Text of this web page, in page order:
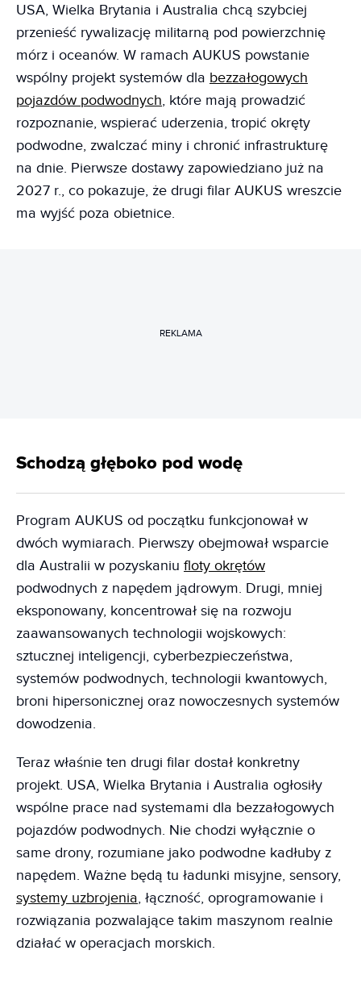
USA, Wielka Brytania i Australia chcą szybciej
przenieść rywalizację militarną pod powierzchnię
mórz i oceanów. W ramach AUKUS powstanie
wspólny projekt systemów dla bezzałogowych
pojazdów podwodnych, które mają prowadzić
rozpoznanie, wspierać uderzenia, tropić okręty
podwodne, zwalczać miny i chronić infrastrukturę
na dnie. Pierwsze dostawy zapowiedziano już na
2027 r., co pokazuje, że drugi filar AUKUS wreszcie
ma wyjść poza obietnice.
REKLAMA
Schodzą głęboko pod wodę
Program AUKUS od początku funkcjonował w
dwóch wymiarach. Pierwszy obejmował wsparcie
dla Australii w pozyskaniu floty okrętów
podwodnych z napędem jądrowym. Drugi, mniej
eksponowany, koncentrował się na rozwoju
zaawansowanych technologii wojskowych:
sztucznej inteligencji, cyberbezpieczeństwa,
systemów podwodnych, technologii kwantowych,
broni hipersonicznej oraz nowoczesnych systemów
dowodzenia.
Teraz właśnie ten drugi filar dostał konkretny
projekt. USA, Wielka Brytania i Australia ogłosiły
wspólne prace nad systemami dla bezzałogowych
pojazdów podwodnych. Nie chodzi wyłącznie o
same drony, rozumiane jako podwodne kadłuby z
napędem. Ważne będą tu ładunki misyjne, sensory,
systemy uzbrojenia, łączność, oprogramowanie i
rozwiązania pozwalające takim maszynom realnie
działać w operacjach morskich.